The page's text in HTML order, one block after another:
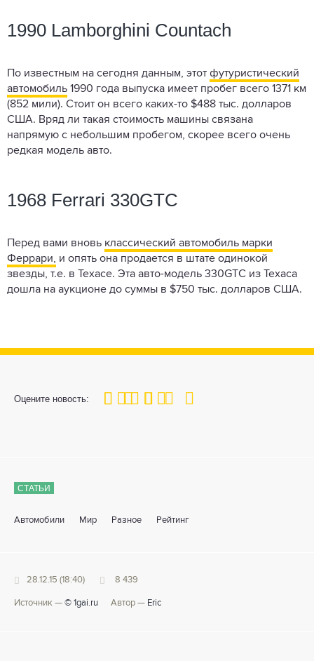
1990 Lamborghini Countach
По известным на сегодня данным, этот футуристический
автомобиль 1990 года выпуска имеет пробег всего 1371 км
(852 мили). Стоит он всего каких-то $488 тыс. долларов
США. Вряд ли такая стоимость машины связана
напрямую с небольшим пробегом, скорее всего очень
редкая модель авто.
1968 Ferrari 330GTC
Перед вами вновь классический автомобиль марки
Феррари, и опять она продается в штате одинокой
звезды, т.е. в Техасе. Эта авто-модель 330GTC из Техаса
дошла на аукционе до суммы в $750 тыс. долларов США.
Оцените новость:
100
1 3 4 5
СТАТЬИ
Автомобили Мир Разное Рейтинг
28.12.15 (18:40) 8 439
Источник — © 1gai.ru Автор — Eric